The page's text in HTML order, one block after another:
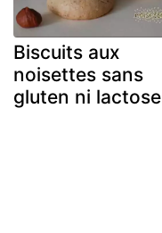
Biscuits aux
noisettes sans
gluten ni lactose